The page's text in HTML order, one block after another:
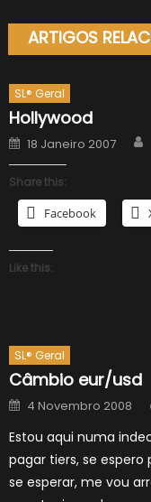
ARTIGOS
SL® Geral
Hollywood
Posted
on
18 Janeiro 2007
Share this:
Facebook
Like this:
SL® Geral
Câmbio eur/usd
Posted
on
4 Novembro 2008
Estou aqui numa
pagar tiers, se espero
se esperar, me vou